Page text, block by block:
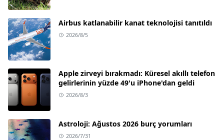
Airbus katlanabilir kanat teknolojisi tanıtıldı
2026/8/5
Apple zirveyi bırakmadı: Küresel akıllı telefon
gelirlerinin yüzde 49'u iPhone'dan geldi
2026/8/3
Astroloji: Ağustos 2026 burç yorumları
2026/7/31